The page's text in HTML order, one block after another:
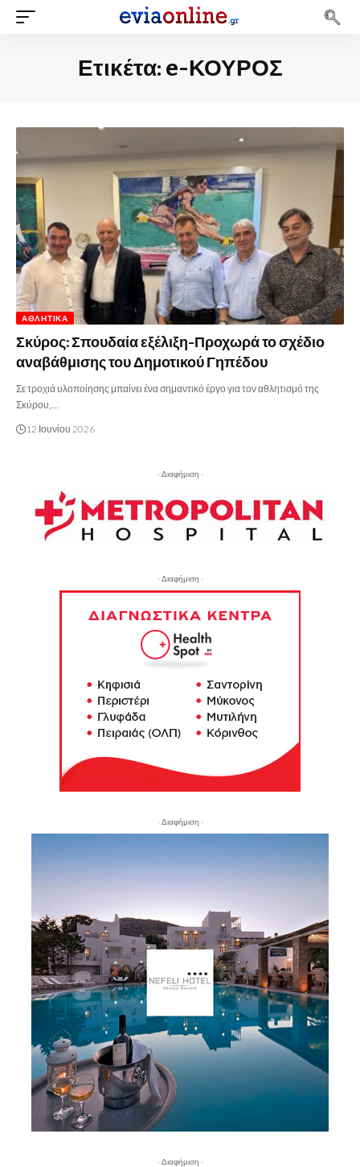
Ετικέτα: e-ΚΟΥΡΟΣ
ΑΘΛΗΤΙΚΆ
Σκύρος: Σπουδαία εξέλιξη-Προχωρά το σχέδιο
αναβάθμισης του Δημοτικού Γηπέδου
Σε τροχιά υλοποίησης μπαίνει ένα σημαντικό έργο για τον αθλητισμό της
Σκύρου,…
12 Ιουνίου 2026
- Διαφήμιση -
- Διαφήμιση -
- Διαφήμιση -
- Διαφήμιση -